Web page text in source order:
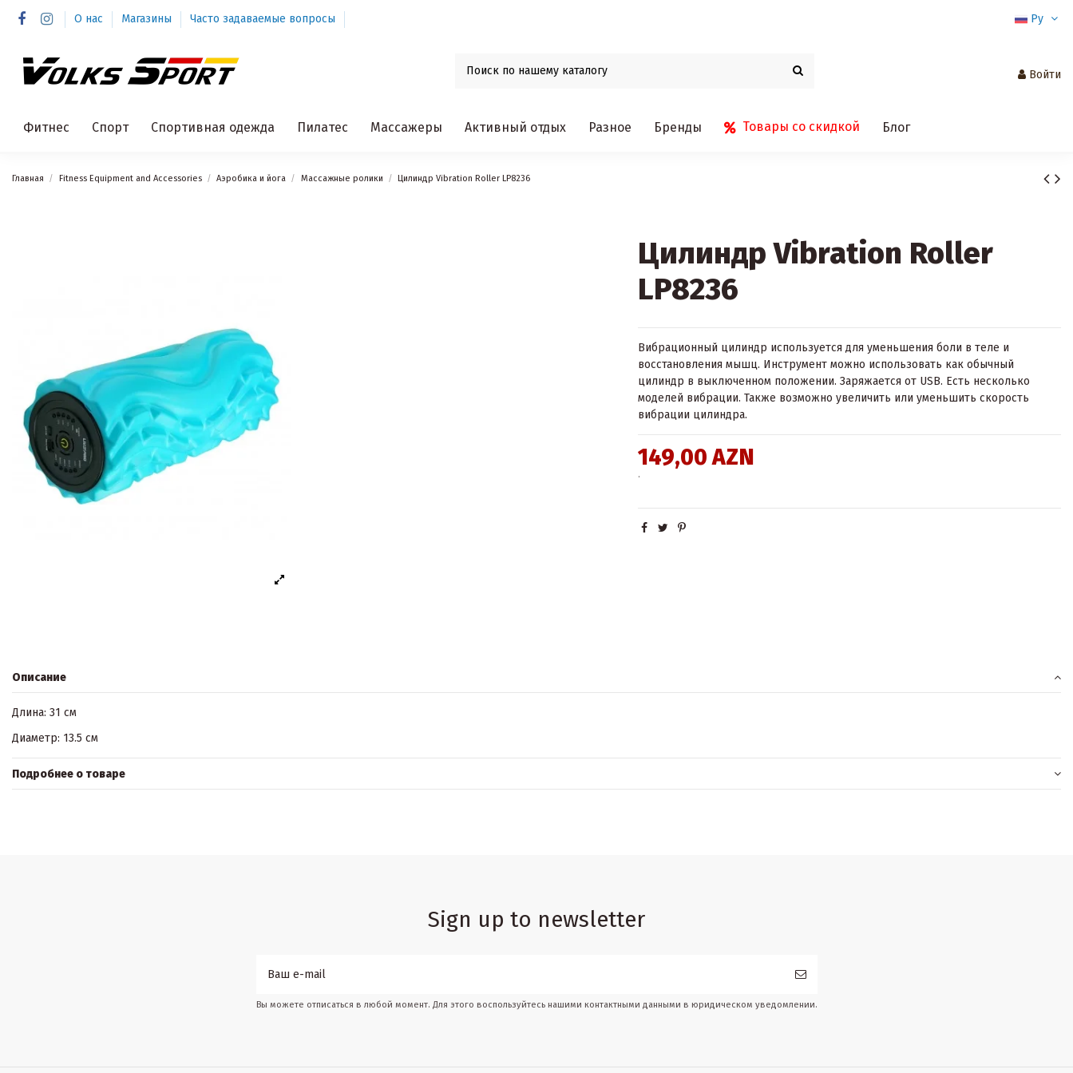
О нас Магазины Часто задаваемые вопросы Ру
Войти
Фитнес Спорт Спортивная одежда Пилатес Массажеры Активный отдых Разное Бренды Товары со скидкой Блог
Главная Fitness Equipment and Accessories Аэробика и йога Массажные ролики Цилиндр Vibration Roller LP8236
Цилиндр Vibration Roller
LP8236
Вибрационный цилиндр используется для уменьшения боли в теле и
восстановления мышц. Инструмент можно использовать как обычный
цилиндр в выключенном положении. Заряжается от USB. Есть несколько
моделей вибрации. Также возможно увеличить или уменьшить скорость
вибрации цилиндра.
149,00 AZN
.
Описание
Длина: 31 см
Диаметр: 13.5 см
Подробнее о товаре
Sign up to newsletter
Вы можете отписаться в любой момент. Для этого воспользуйтесь нашими контактными данными в юридическом уведомлении.